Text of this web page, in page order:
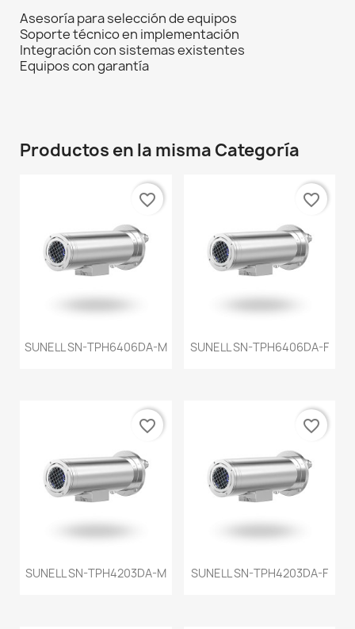
Asesoría para selección de equipos
Soporte técnico en implementación
Integración con sistemas existentes
Equipos con garantía
Productos en la misma Categoría
SUNELL SN-TPH6406DA-M
favorite_border
SUNELL SN-TPH6406DA-F
favorite_border
SUNELL SN-TPH4203DA-M
favorite_border
SUNELL SN-TPH4203DA-F
favorite_border